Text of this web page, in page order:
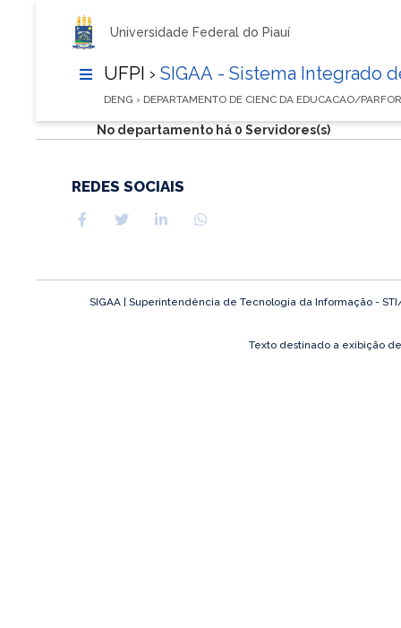
Universidade Federal do Piauí
UFPI › SIGAA - Sistema Integrado
DENG › DEPARTAMENTO DE CIENC DA EDUCACAO/
No departamento há 0 Servidores(s)
REDES SOCIAIS
SIGAA | Superintendência de Tecnologia da Informação -
Texto destinado a exibição